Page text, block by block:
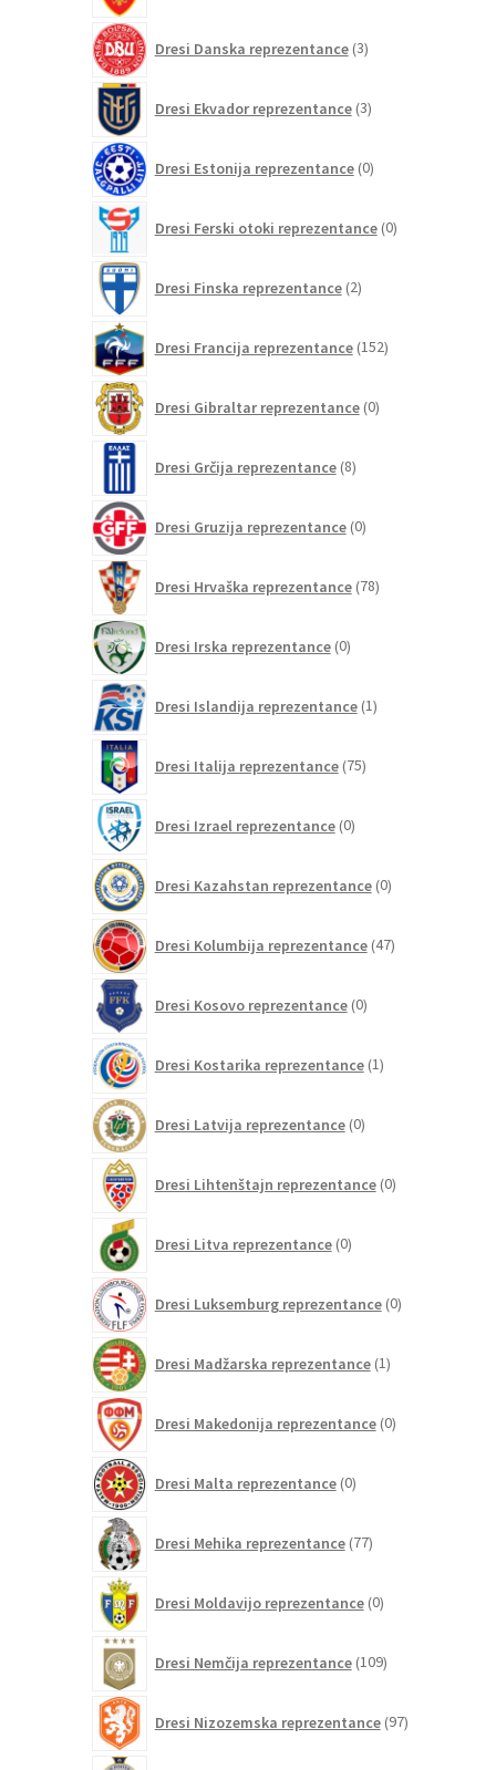
Dresi Danska reprezentance 3izdelki
Dresi Ekvador reprezentance 3izdelki
Dresi Estonija reprezentance 0izdelkov
Dresi Ferski otoki reprezentance 0izdelkov
Dresi Finska reprezentance 2izdelka
Dresi Francija reprezentance 152izdelkov
Dresi Gibraltar reprezentance 0izdelkov
Dresi Grčija reprezentance 8izdelkov
Dresi Gruzija reprezentance 0izdelkov
Dresi Hrvaška reprezentance 78izdelkov
Dresi Irska reprezentance 0izdelkov
Dresi Islandija reprezentance 1izdelek
Dresi Italija reprezentance 75izdelkov
Dresi Izrael reprezentance 0izdelkov
Dresi Kazahstan reprezentance 0izdelkov
Dresi Kolumbija reprezentance 47izdelkov
Dresi Kosovo reprezentance 0izdelkov
Dresi Kostarika reprezentance 1izdelek
Dresi Latvija reprezentance 0izdelkov
Dresi Lihtenštajn reprezentance 0izdelkov
Dresi Litva reprezentance 0izdelkov
Dresi Luksemburg reprezentance 0izdelkov
Dresi Madžarska reprezentance 1izdelek
Dresi Makedonija reprezentance 0izdelkov
Dresi Malta reprezentance 0izdelkov
Dresi Mehika reprezentance 77izdelkov
Dresi Moldavijo reprezentance 0izdelkov
Dresi Nemčija reprezentance 109izdelkov
Dresi Nizozemska reprezentance 97izdelkov